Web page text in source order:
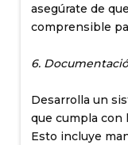
asegúrate de
comprensible
6.
Desarrolla un
que cumpla con
Esto incluye